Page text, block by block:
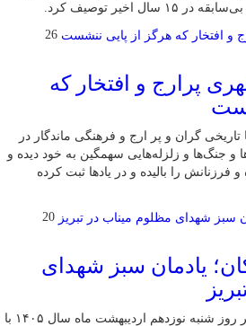
اخیر توصیف کرد.
26
پرارج و افتخار که
تاریخی گران و پر ارج و فرهنگی ماندگار در
جنگ‌ها و زلزله‌هایی سهمگین به خود دیده و
فرزنانش را بالیده و در یادها ثبت کرده
20
یادمان سبز شهدای
آیین افتتاح باغ میوه ماکان ظهر روز شنبه نوزدهم اردیبهشت ماه سال ۱۴۰۵ با